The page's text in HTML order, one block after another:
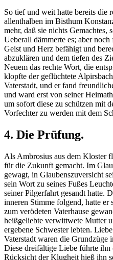
So tief und weit hatte bereits die
allenthalben im Bisthum
mehr, daß sie nichts Gemachtes,
Ueberall dämmerte es; aber
Geist und Herz befähigt und
abzuklären und dem tiefen des
Neuem das rechte Wort, die
klopfte der geflüchtete
Vaterstadt, und er fand
und ward erst von seiner
um sofort diese zu schützen mit
Vorfechter zu werden mit dem
4. Die Prüfung.
Als Ambrosius aus dem Kloster
für die Zukunft gemacht. Im
gewagt, in Glaubenszuversicht
sein Wort zu seines Fußes
seiner Pilgerfahrt gesandt hatte.
inneren Stimme folgend, hatte er
zum verödeten Vaterhause
heißgeliebte verwittwete Mutter
ergebene Schwester lebten.
Vaterstadt waren die Grundzüge
Diese dreifältige Liebe führte
Rücksicht der Klugheit hieß ihn